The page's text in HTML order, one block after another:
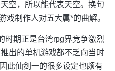
空，所以能代表天空。换句
戏制作人对五大属*的曲解。
时期正是台湾rpg界竞争激烈
出的单机游戏都不乏向当时
此仙剑一的很多设定也颇有